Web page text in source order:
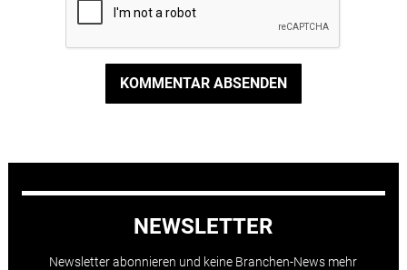
KOMMENTAR ABSENDEN
NEWSLETTER
Newsletter abonnieren und keine Branchen-News mehr